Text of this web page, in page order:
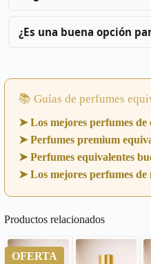
¿Es una buena opción
📚 Guías de perfumes
➤ Los mejores perfumes de
➤ Perfumes premium
➤ Perfumes equivalentes
➤ Los mejores perfumes de
Productos relacionados
OFERTA